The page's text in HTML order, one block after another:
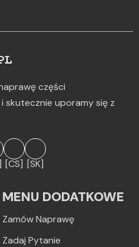
części
skutecznie uporamy się z
[CS] [SK]
MENU DODATKOWE
Zamów Naprawę
Zadaj Pytanie